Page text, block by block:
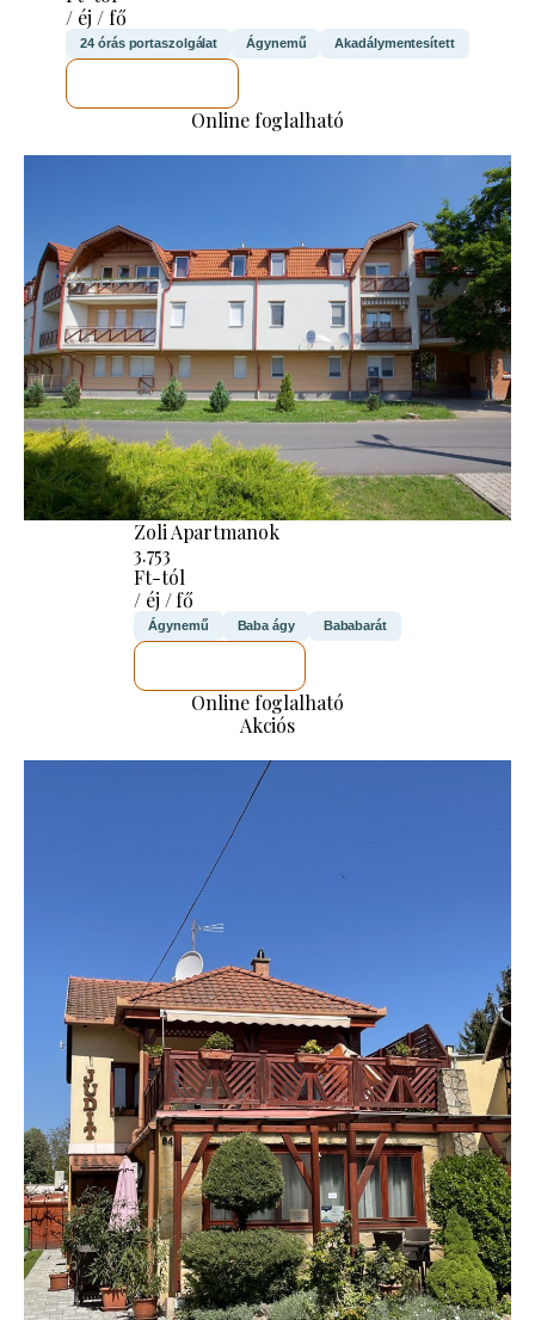
/ éj / fő
24 órás portaszolgálat Ágynemű Akadálymentesített
Online foglalható
Zoli Apartmanok
3.753
Ft-tól
/ éj / fő
Ágynemű Baba ágy Bababarát
Online foglalható
Akciós